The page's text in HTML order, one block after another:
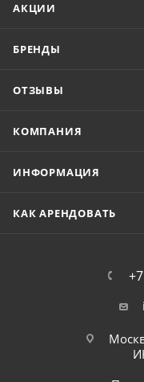
АКЦИИ
БРЕНДЫ
ОТЗЫВЫ
КОМПАНИЯ
ИНФОРМАЦИЯ
КАК АРЕНДОВАТЬ